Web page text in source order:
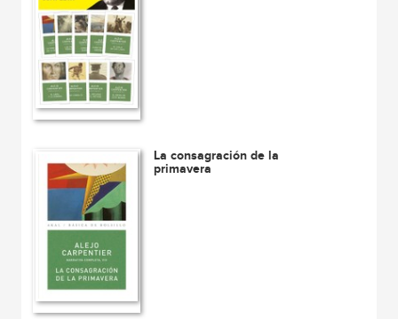
La consagración de la
primavera